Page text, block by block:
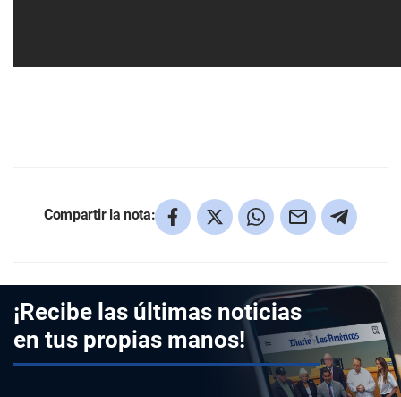
Compartir la nota:
¡Recibe las últimas noticias
en tus propias manos!